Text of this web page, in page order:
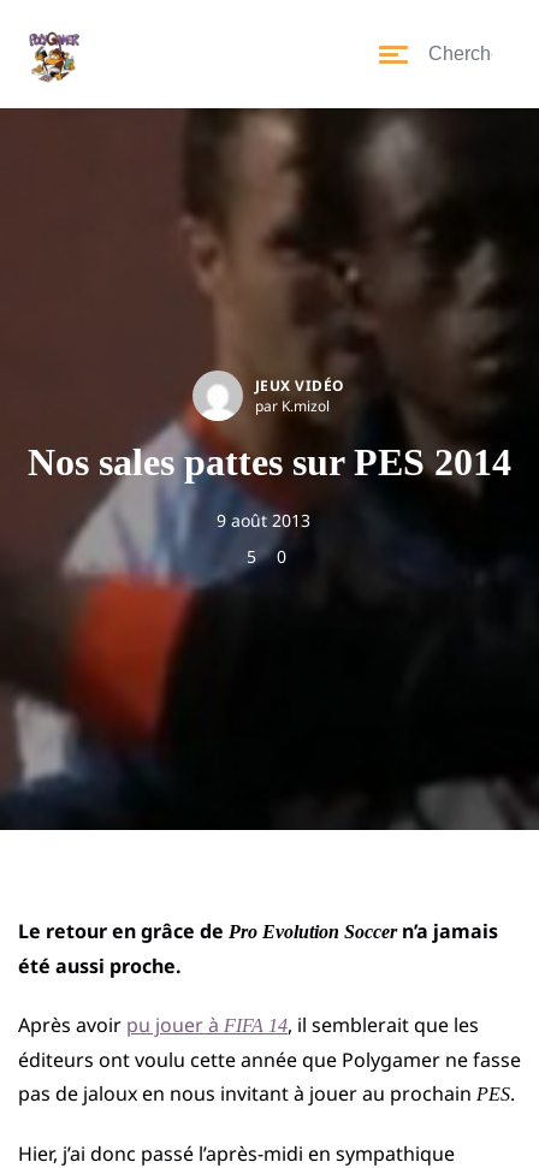
JEUX VIDÉO
par K.mizol
Nos sales pattes sur PES 2014
9 août 2013
5
0
Le retour en grâce de Pro Evolution Soccern’a jamais
été aussi proche.
Après avoir pu jouer à FIFA 14, il semblerait que les
éditeurs ont voulu cette année que Polygamer ne fasse
pas de jaloux en nous invitant à jouer au prochain PES.
Hier, j’ai donc passé l’après-midi en sympathique